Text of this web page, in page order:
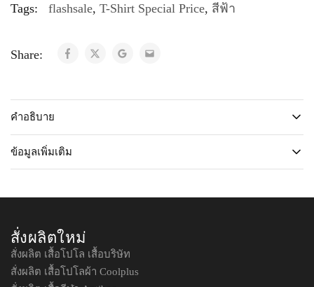
Tags:
flashsale, T-Shirt Special Price, สีฟ้า
Share:
คำอธิบาย
ข้อมูลเพิ่มเติม
สั่งผลิตใหม่
สั่งผลิต เสื้อโปโล เสื้อบริษัท
สั่งผลิต เสื้อโปโลผ้า Coolplus